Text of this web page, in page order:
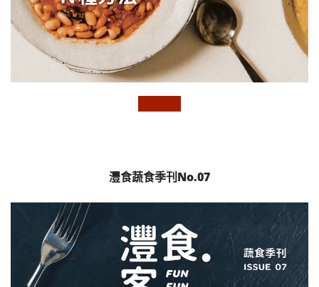
灃食蔬食季刊No.07